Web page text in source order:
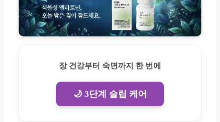
장 건강부터 숙면까지 한 번에
🌙 3단계 슬립 케어